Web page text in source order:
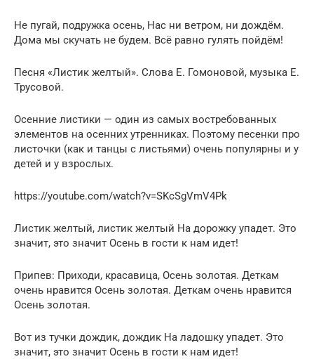
Не пугай, подружка осень, Нас ни ветром, ни дождём.
Дома мы скучать не будем. Всё равно гулять пойдём!
Песня «Листик желтый». Слова Е. Гомоновой, музыка Е.
Трусовой.
Осенние листики — один из самых востребованных
элементов на осенних утренниках. Поэтому песенки про
листочки (как и танцы с листьями) очень популярны и у
детей и у взрослых.
https://youtube.com/watch?v=SKcSgVmV4Pk
Листик желтый, листик желтый На дорожку упадет. Это
значит, это значит Осень в гости к нам идет!
Припев: Приходи, красавица, Осень золотая. Деткам
очень нравится Осень золотая. Деткам очень нравится
Осень золотая.
Вот из тучки дождик, дождик На ладошку упадет. Это
значит, это значит Осень в гости к нам идет!